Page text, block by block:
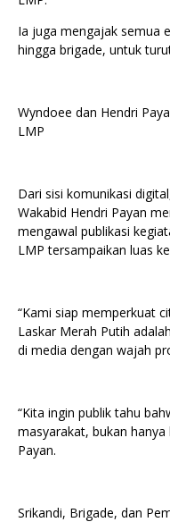
Ia juga mengajak semua
hingga brigade, untuk
Wyndoee dan Hendri
LMP
Dari sisi komunikasi
Wakabid Hendri Payan
mengawal publikasi
LMP tersampaikan luas
“Kami siap memperkuat
Laskar Merah Putih
di media dengan wajah
“Kita ingin publik tahu
masyarakat, bukan
Payan.
Srikandi, Brigade, dan